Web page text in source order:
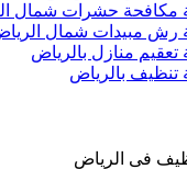
مكافحة حشرات شمال
رش مبيدات شمال
منازل بالرياض
بالرياض